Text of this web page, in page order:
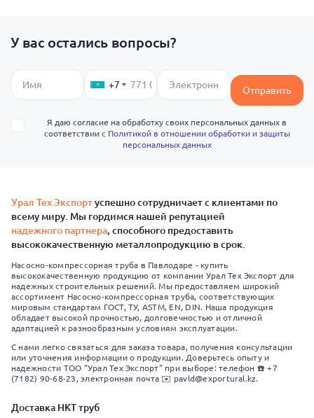
У вас остались вопросы?
+7 Отправить
Я даю согласие на обработку своих персональных данных в
соответствии с Политикой в отношении обработки и защиты
персональных данных
Урал Тех Экспортуспешно сотрудничает с клиентами по
всему миру. Мы гордимся нашей репутацией
надежного партнера, способного предоставить
высококачественную металлопродукцию в срок.
Насосно-компрессорная труба в Павлодаре - купить
высококачественную продукцию от компании Урал Тех Экспорт для
надежных строительных решений. Мы предоставляем широкий
ассортимент Насосно-компрессорная труба, соответствующих
мировым стандартам ГОСТ, ТУ, ASTM, EN, DIN. Наша продукция
обладает высокой прочностью, долговечностью и отличной
адаптацией к разнообразным условиям эксплуатации.
С нами легко связаться для заказа товара, получения консультации
или уточнения информации о продукции. Доверьтесь опыту и
надежности ТОО "Урал Тех Экспорт" при выборе: телефон ☎️ +7
(7182) 90-68-23, электронная почта ✉️ pavld@exportural.kz.
Доставка НКТ труб